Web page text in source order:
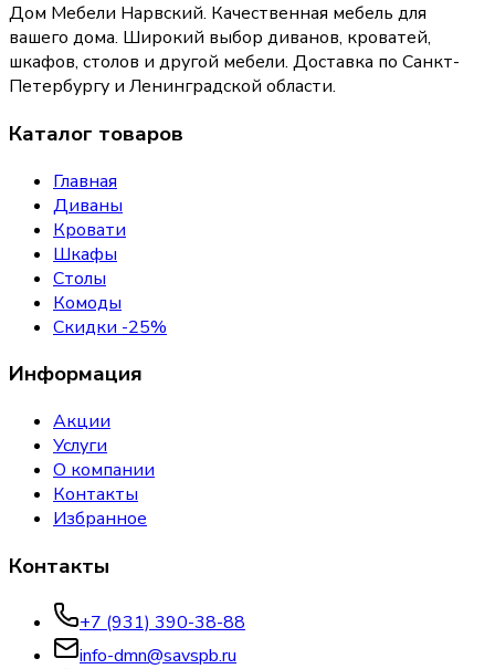
Дом Мебели Нарвский. Качественная мебель для
вашего дома. Широкий выбор диванов, кроватей,
шкафов, столов и другой мебели. Доставка по Санкт-
Петербургу и Ленинградской области.
Каталог товаров
Главная
Диваны
Кровати
Шкафы
Столы
Комоды
Скидки -25%
Информация
Акции
Услуги
О компании
Контакты
Избранное
Контакты
+7 (931) 390-38-88
info-dmn@savspb.ru